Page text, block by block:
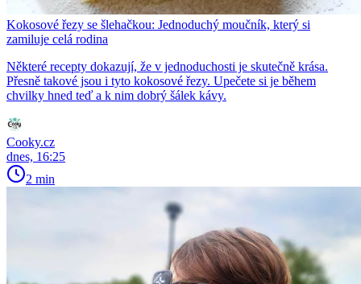
Kokosové řezy se šlehačkou: Jednoduchý moučník, který si
zamiluje celá rodina
Některé recepty dokazují, že v jednoduchosti je skutečně krása.
Přesně takové jsou i tyto kokosové řezy. Upečete si je během
chvilky hned teď a k nim dobrý šálek kávy.
Cooky.cz
dnes, 16:25
2 min